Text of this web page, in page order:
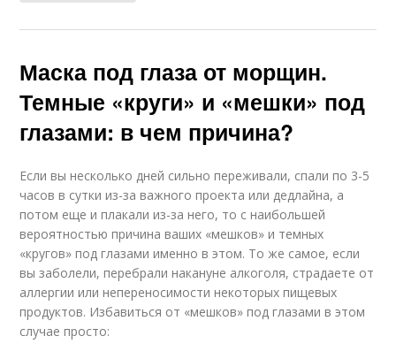
Маска под глаза от морщин.
Темные «круги» и «мешки» под
глазами: в чем причина?
Если вы несколько дней сильно переживали, спали по 3-5
часов в сутки из-за важного проекта или дедлайна, а
потом еще и плакали из-за него, то с наибольшей
вероятностью причина ваших «мешков» и темных
«кругов» под глазами именно в этом. То же самое, если
вы заболели, перебрали накануне алкоголя, страдаете от
аллергии или непереносимости некоторых пищевых
продуктов. Избавиться от «мешков» под глазами в этом
случае просто: